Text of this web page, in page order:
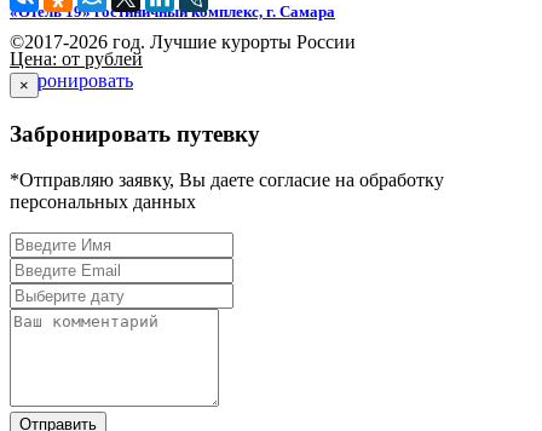
«Отель 19» гостиничный комплекс, г. Самара
Цена: от рублей
Забронировать
©2017-2026 год. Лучшие курорты России
×
Забронировать путевку
*Отправляю заявку, Вы даете согласие на обработку
персональных данных
Отправить